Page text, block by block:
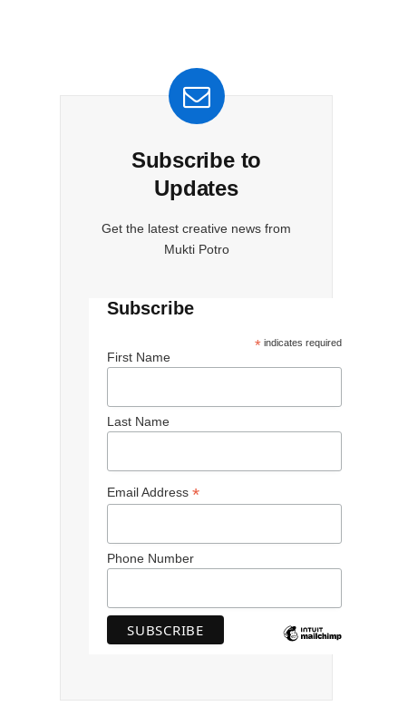
Subscribe to
Updates
Get the latest creative news from
Mukti Potro
Subscribe
* indicates required
First Name
Last Name
Email Address*
Phone Number